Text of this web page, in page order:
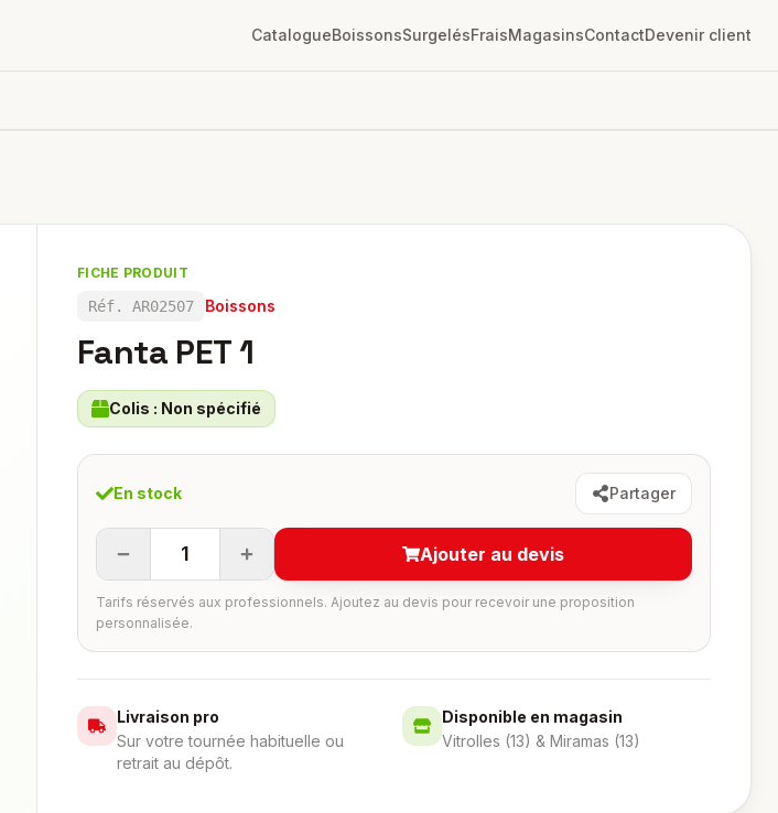
CatalogueBoissonsSurgelésFraisMagasinsContactDevenir client
FICHE PRODUIT
Réf. AR02507 Boissons
Fanta PET 1
Colis : Non spécifié
En stock Partager
1 Ajouter au devis
Tarifs réservés aux professionnels. Ajoutez au devis pour recevoir une proposition
personnalisée.
Livraison pro
Sur votre tournée habituelle ou
retrait au dépôt.
Disponible en magasin
Vitrolles (13) & Miramas (13)